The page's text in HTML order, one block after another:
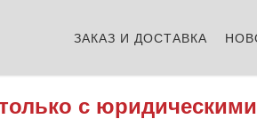
ЗАКАЗ И ДОСТАВКА
с